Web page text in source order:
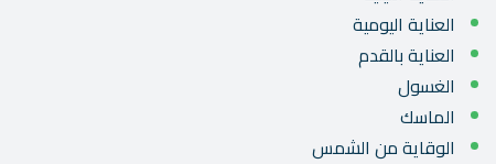
العناية اليومية
العناية بالقدم
الغسول
الماسك
الوقاية من الشمس